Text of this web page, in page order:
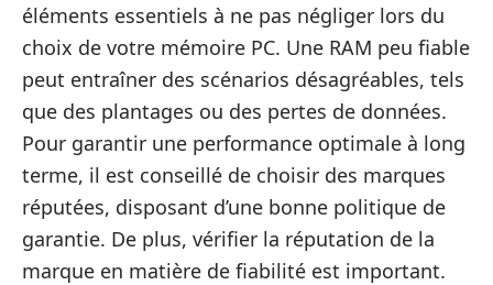
éléments essentiels à ne pas négliger lors du
choix de votre mémoire PC. Une RAM peu fiable
peut entraîner des scénarios désagréables, tels
que des plantages ou des pertes de données.
Pour garantir une performance optimale à long
terme, il est conseillé de choisir des marques
réputées, disposant d’une bonne politique de
garantie. De plus, vérifier la réputation de la
marque en matière de fiabilité est important.